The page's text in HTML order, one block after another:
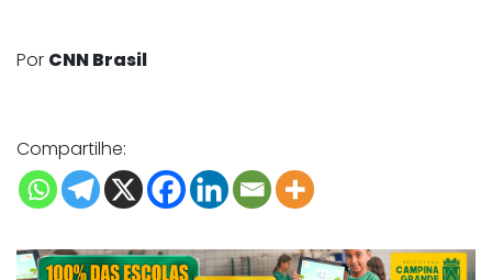
Por CNN Brasil
Compartilhe: